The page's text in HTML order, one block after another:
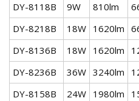
DY-8118B
9W 810lm
DY-8218B
18W 1620lm
DY-8136B
18W 1620lm
DY-8236B
36W 3240lm
DY-8158B
24W 1980lm